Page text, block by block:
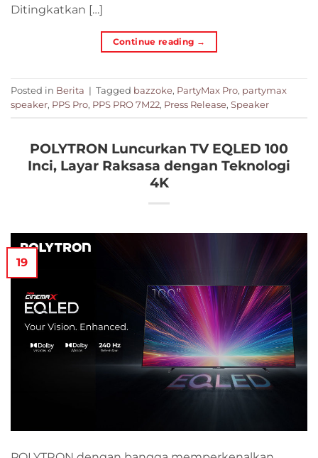
Ditingkatkan […]
Continue reading →
Posted in Berita | Tagged bazzoke, PartyMax Pro, partymax
speaker, PPS Pro, PPS PRO 7M22, Press Release, Speaker
POLYTRON Luncurkan TV EQLED 100
Inci, Layar Raksasa dengan Teknologi
4K
19